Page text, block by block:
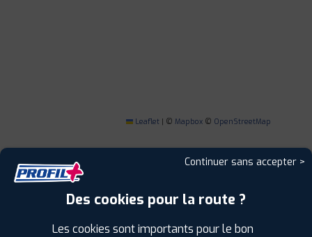
Leaflet | © Mapbox © OpenStreetMap
Continuer sans accepter >
Des cookies pour la route ?
Les cookies sont importants pour le bon